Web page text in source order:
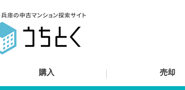
購入 売却